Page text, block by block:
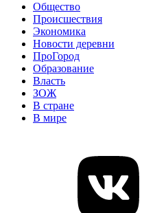
Общество
Происшествия
Экономика
Новости деревни
ПроГород
Образование
Власть
ЗОЖ
В стране
В мире